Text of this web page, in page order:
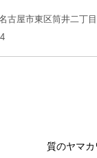
古屋市東区筒井二丁
質のヤマ